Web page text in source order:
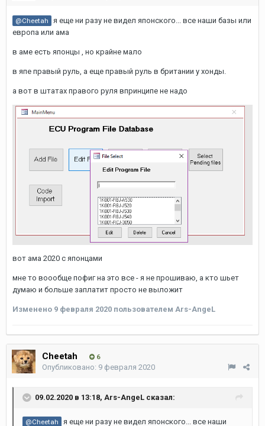
@Cheetah
я еще ни разу не видел японского... все наши базы или
европа или ама
в аме есть японцы , но крайне мало
в япе правый руль, а еще правый руль в британии у хонды.
а вот в штатах правого руля впринципе не надо
вот ама 2020 с японцами
мне то воообще пофиг на это все - я не прошиваю, а кто шьет
думаю и больше заплатит просто не выложит
Изменено 9 февраля 2020 пользователем Ars-AngeL
Cheetah 6
Опубликовано: 9 февраля 2020
09.02.2020 в 13:18, Ars-AngeL сказал:
@Cheetah я еще ни разу не видел японского... все наши